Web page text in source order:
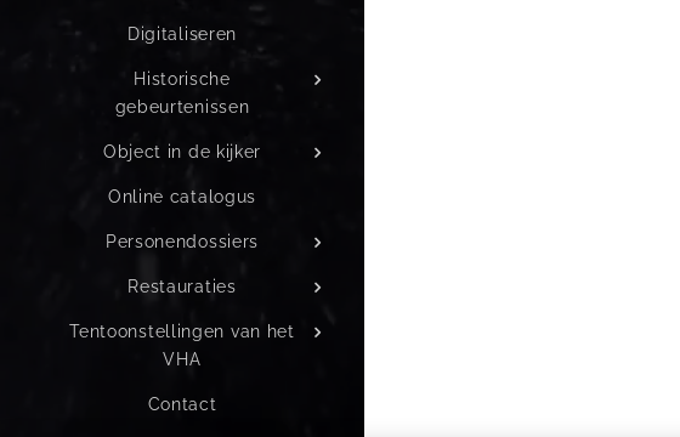
Digitaliseren
Historische
gebeurtenissen
Object in de kijker
Online catalogus
Personendossiers
Restauraties
Tentoonstellingen van het
VHA
Contact